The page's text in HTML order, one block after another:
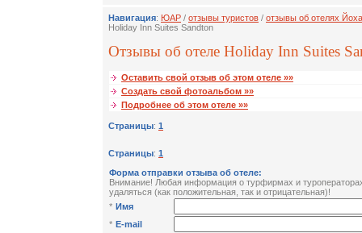
Навигация: ЮАР / отзывы туристов / отзывы об отелях
Holiday Inn Suites Sandton
Отзывы об отеле Holiday Inn Suites
Оставить свой отзыв об этом отеле »»
Создать свой фотоальбом »»
Подробнее об этом отеле »»
Страницы: 1
Страницы: 1
Форма отправки отзыва об отеле:
Внимание! Любая информация о турфирмах и
удаляться (как положительная, так и отрицательная)!
* Имя
* E-mail